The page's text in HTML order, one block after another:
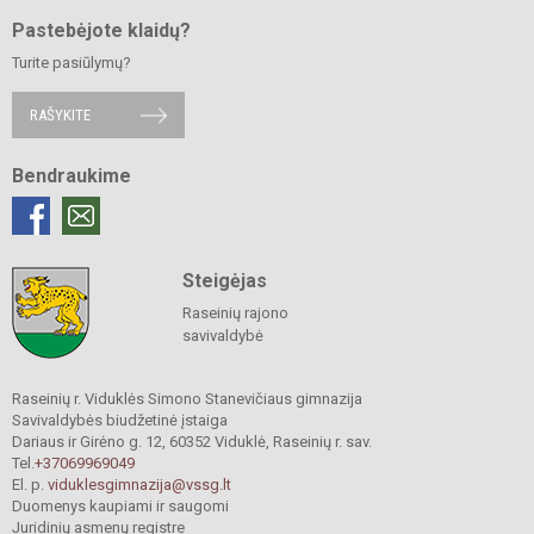
Pastebėjote klaidų?
Turite pasiūlymų?
RAŠYKITE
Bendraukime
Steigėjas
Raseinių rajono
savivaldybė
Raseinių r. Viduklės Simono Stanevičiaus gimnazija
Savivaldybės biudžetinė įstaiga
Dariaus ir Girėno g. 12, 60352 Viduklė, Raseinių r. sav.
Tel.+37069969049
El. p. viduklesgimnazija@vssg.lt
Duomenys kaupiami ir saugomi
Juridinių asmenų registre